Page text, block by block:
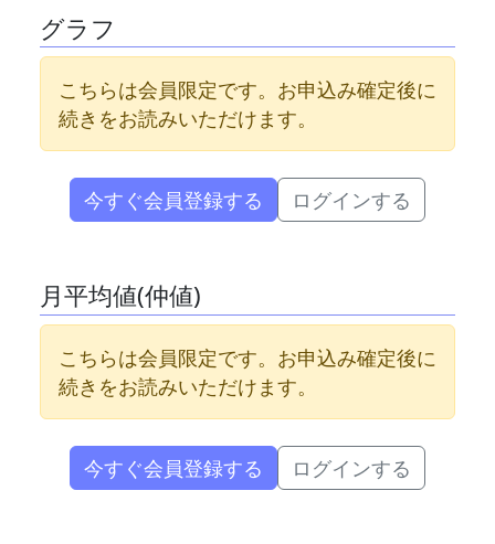
グラフ
こちらは会員限定です。お申込み確定後に
続きをお読みいただけます。
今すぐ会員登録する ログインする
月平均値(仲値)
こちらは会員限定です。お申込み確定後に
続きをお読みいただけます。
今すぐ会員登録する ログインする